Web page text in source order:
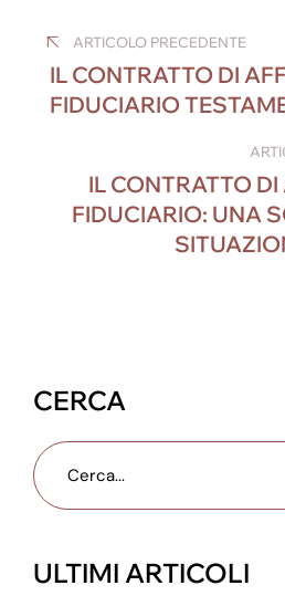
c
e
b
o
k
ailk
e
dI
e
n
er
articoli
ARTICOLO PRECEDENTE
IL CONTRATTO DI
FIDUCIARIO
IL CONTRATTO
FIDUCIARIO: UNA
CERCA
ULTIMI ARTICOLI